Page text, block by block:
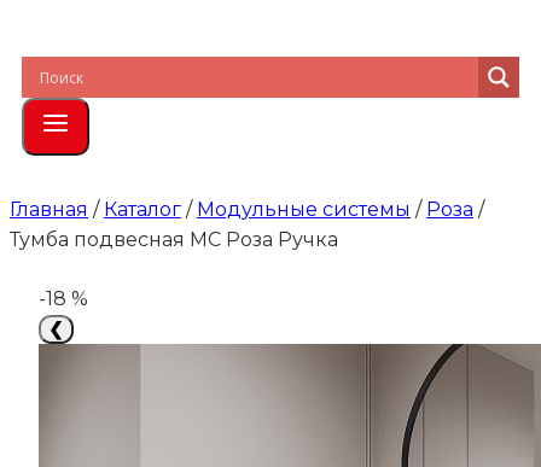
Главная / Каталог / Модульные системы / Роза /
Тумба подвесная МС Роза Ручка
-18 %
❮